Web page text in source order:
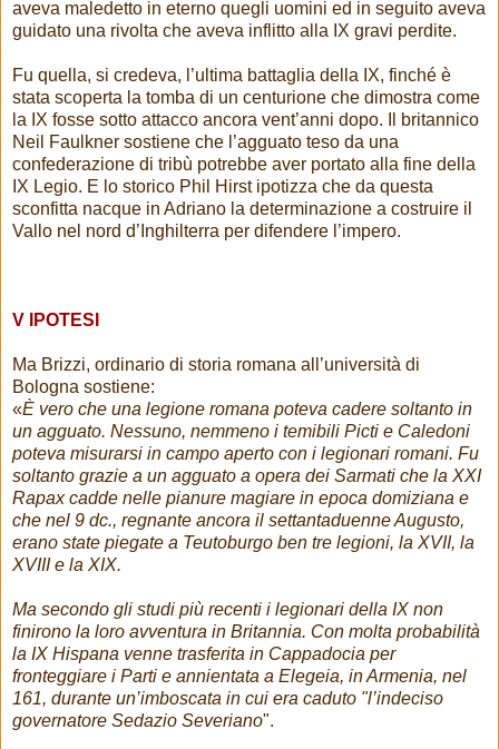
aveva maledetto in eterno quegli uomini ed in seguito aveva
guidato una rivolta che aveva inflitto alla IX gravi perdite.
Fu quella, si credeva, l’ultima battaglia della IX, finché è
stata scoperta la tomba di un centurione che dimostra come
la IX fosse sotto attacco ancora vent’anni dopo. Il britannico
Neil Faulkner sostiene che l’agguato teso da una
confederazione di tribù potrebbe aver portato alla fine della
IX Legio. E lo storico Phil Hirst ipotizza che da questa
sconfitta nacque in Adriano la determinazione a costruire il
Vallo nel nord d’Inghilterra per difendere l’impero.
V IPOTESI
Ma Brizzi, ordinario di storia romana all’università di
Bologna sostiene:
«È vero che una legione romana poteva cadere soltanto in
un agguato. Nessuno, nemmeno i temibili Picti e Caledoni
poteva misurarsi in campo aperto con i legionari romani. Fu
soltanto grazie a un agguato a opera dei Sarmati che la XXI
Rapax cadde nelle pianure magiare in epoca domiziana e
che nel 9 dc., regnante ancora il settantaduenne Augusto,
erano state piegate a Teutoburgo ben tre legioni, la XVII, la
XVIII e la XIX.
Ma secondo gli studi più recenti i legionari della IX non
finirono la loro avventura in Britannia. Con molta probabilità
la IX Hispana venne trasferita in Cappadocia per
fronteggiare i Parti e annientata a Elegeia, in Armenia, nel
161, durante un’imboscata in cui era caduto "l’indeciso
governatore Sedazio Severiano".